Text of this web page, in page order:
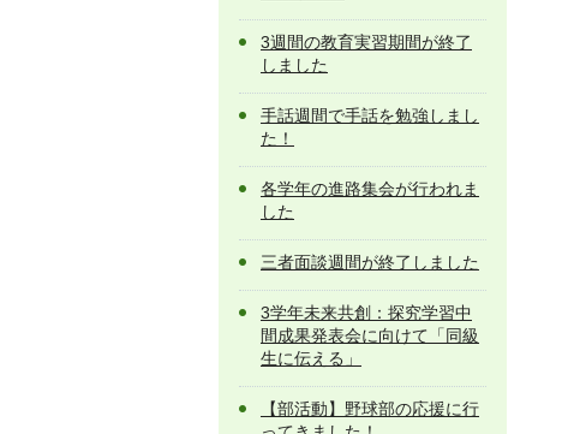
3週間の教育実習期間が終了
しました
手話週間で手話を勉強しまし
た！
各学年の進路集会が行われま
した
三者面談週間が終了しました
3学年未来共創：探究学習中
間成果発表会に向けて「同級
生に伝える」
【部活動】野球部の応援に行